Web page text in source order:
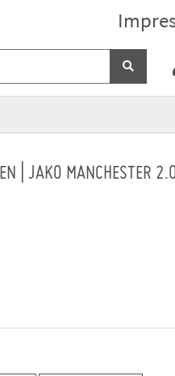
| JAKO MANCHESTER